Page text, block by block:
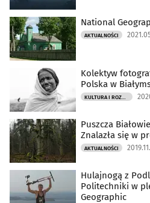
National
AKTUALNOŚCI
Kolektyw
Polska w
KULTURA I ROZRYWKA
Puszcza
Znalazła się w
AKTUALNOŚCI
Hulajnogą z
Politechniki w
Geographic